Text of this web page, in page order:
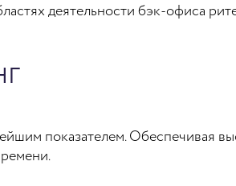
деятельности бэк-офиса
показателем. Обеспечивая